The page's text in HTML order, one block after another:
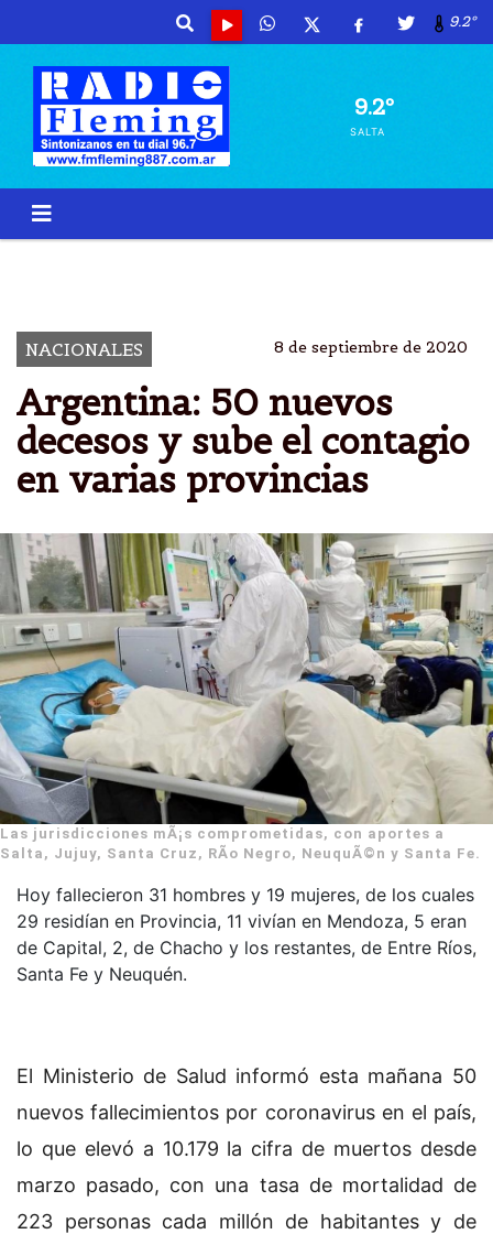
9.2º
9.2º
SALTA
NACIONALES 8 de septiembre de 2020
Argentina: 50 nuevos
decesos y sube el contagio
en varias provincias
Las jurisdicciones mÃ¡s comprometidas, con aportes a
Salta, Jujuy, Santa Cruz, RÃ­o Negro, NeuquÃ©n y Santa Fe.
Hoy fallecieron 31 hombres y 19 mujeres, de los cuales
29 residían en Provincia, 11 vivían en Mendoza, 5 eran
de Capital, 2, de Chacho y los restantes, de Entre Ríos,
Santa Fe y Neuquén.
El Ministerio de Salud informó esta mañana 50
nuevos fallecimientos por coronavirus en el país,
lo que elevó a 10.179 la cifra de muertos desde
marzo pasado, con una tasa de mortalidad de
223 personas cada millón de habitantes y de